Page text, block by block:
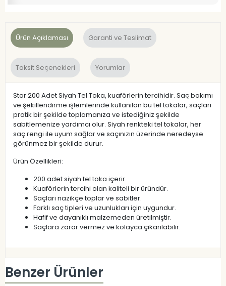
Ürün Açıklaması Garanti ve Teslimat
Taksit Seçenekleri Yorumlar
Star 200 Adet Siyah Tel Toka, kuaförlerin tercihidir. Saç bakımı
ve şekillendirme işlemlerinde kullanılan bu tel tokalar, saçları
pratik bir şekilde toplamanıza ve istediğiniz şekilde
sabitlemenize yardımcı olur. Siyah renkteki tel tokalar, her
saç rengi ile uyum sağlar ve saçınızın üzerinde neredeyse
görünmez bir şekilde durur.
Ürün Özellikleri:
200 adet siyah tel toka içerir.
Kuaförlerin tercihi olan kaliteli bir üründür.
Saçları nazikçe toplar ve sabitler.
Farklı saç tipleri ve uzunlukları için uygundur.
Hafif ve dayanıklı malzemeden üretilmiştir.
Saçlara zarar vermez ve kolayca çıkarılabilir.
Benzer Ürünler